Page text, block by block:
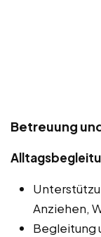
Betreuung
Anziehen,
Begleitung